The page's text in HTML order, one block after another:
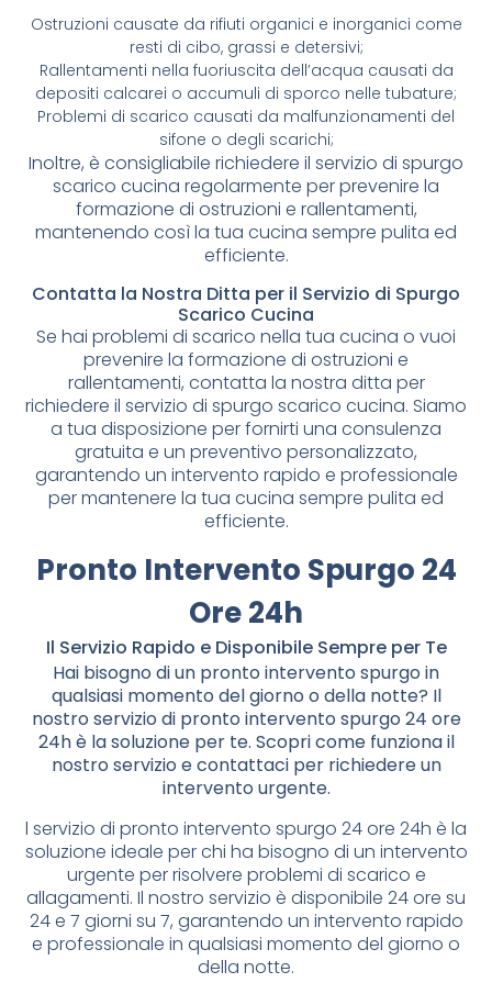
Ostruzioni causate da rifiuti organici e inorganici come
resti di cibo, grassi e detersivi;
Rallentamenti nella fuoriuscita dell’acqua causati da
depositi calcarei o accumuli di sporco nelle tubature;
Problemi di scarico causati da malfunzionamenti del
sifone o degli scarichi;
Inoltre, è consigliabile richiedere il servizio di spurgo
scarico cucina regolarmente per prevenire la
formazione di ostruzioni e rallentamenti,
mantenendo così la tua cucina sempre pulita ed
efficiente.
Contatta la Nostra Ditta per il Servizio di Spurgo
Scarico Cucina
Se hai problemi di scarico nella tua cucina o vuoi
prevenire la formazione di ostruzioni e
rallentamenti, contatta la nostra ditta per
richiedere il servizio di spurgo scarico cucina. Siamo
a tua disposizione per fornirti una consulenza
gratuita e un preventivo personalizzato,
garantendo un intervento rapido e professionale
per mantenere la tua cucina sempre pulita ed
efficiente.
Pronto Intervento Spurgo 24
Ore 24h
Il Servizio Rapido e Disponibile Sempre per Te
Hai bisogno di un pronto intervento spurgo in
qualsiasi momento del giorno o della notte? Il
nostro servizio di pronto intervento spurgo 24 ore
24h è la soluzione per te. Scopri come funziona il
nostro servizio e contattaci per richiedere un
intervento urgente.
l servizio di pronto intervento spurgo 24 ore 24h è la
soluzione ideale per chi ha bisogno di un intervento
urgente per risolvere problemi di scarico e
allagamenti. Il nostro servizio è disponibile 24 ore su
24 e 7 giorni su 7, garantendo un intervento rapido
e professionale in qualsiasi momento del giorno o
della notte.